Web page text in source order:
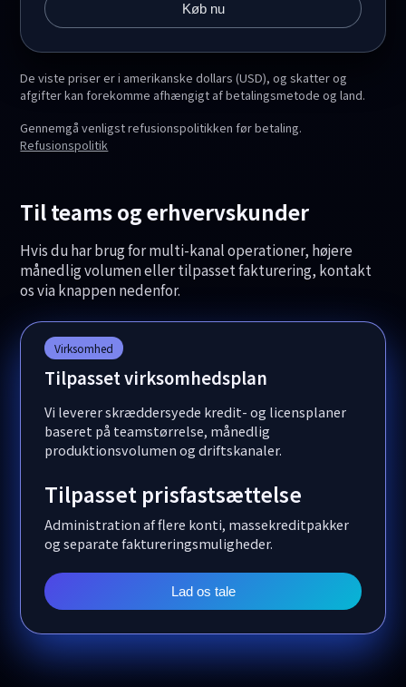
Køb nu
De viste priser er i amerikanske dollars (USD), og skatter og
afgifter kan forekomme afhængigt af betalingsmetode og land.
Gennemgå venligst refusionspolitikken før betaling.
Refusionspolitik
Til teams og erhvervskunder
Hvis du har brug for multi-kanal operationer, højere
månedlig volumen eller tilpasset fakturering, kontakt
os via knappen nedenfor.
Virksomhed
Tilpasset virksomhedsplan
Vi leverer skræddersyede kredit- og licensplaner
baseret på teamstørrelse, månedlig
produktionsvolumen og driftskanaler.
Tilpasset prisfastsættelse
Administration af flere konti, massekreditpakker
og separate faktureringsmuligheder.
Lad os tale